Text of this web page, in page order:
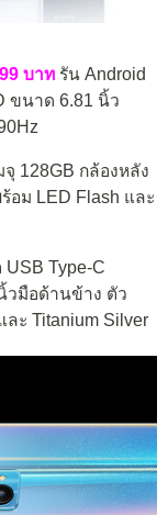
บาท รัน Android
ขนาด 6.81 นิ้ว
128GB กล้องหลัง
อม LED Flash และ
Type-C
วมือด้านข้าง ตัว
ละ Titanium Silver